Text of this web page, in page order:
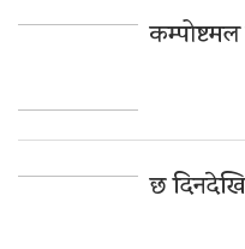
छ